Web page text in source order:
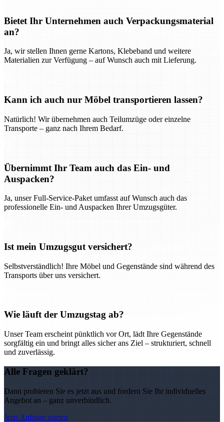
Bietet Ihr Unternehmen auch Verpackungsmaterial
an?
Ja, wir stellen Ihnen gerne Kartons, Klebeband und weitere
Materialien zur Verfügung – auf Wunsch auch mit Lieferung.
Kann ich auch nur Möbel transportieren lassen?
Natürlich! Wir übernehmen auch Teilumzüge oder einzelne
Transporte – ganz nach Ihrem Bedarf.
Übernimmt Ihr Team auch das Ein- und
Auspacken?
Ja, unser Full-Service-Paket umfasst auf Wunsch auch das
professionelle Ein- und Auspacken Ihrer Umzugsgüter.
Ist mein Umzugsgut versichert?
Selbstverständlich! Ihre Möbel und Gegenstände sind während des
Transports über uns versichert.
Wie läuft der Umzugstag ab?
Unser Team erscheint pünktlich vor Ort, lädt Ihre Gegenstände
sorgfältig ein und bringt alles sicher ans Ziel – strukturiert, schnell
und zuverlässig.
Alle Fragen geklärt?
Dann probieren Sie es jetzt aus und fordern Sie Ihr individuelles
Angebot an – ganz unverbindlich.
Jetzt Anfrage starten